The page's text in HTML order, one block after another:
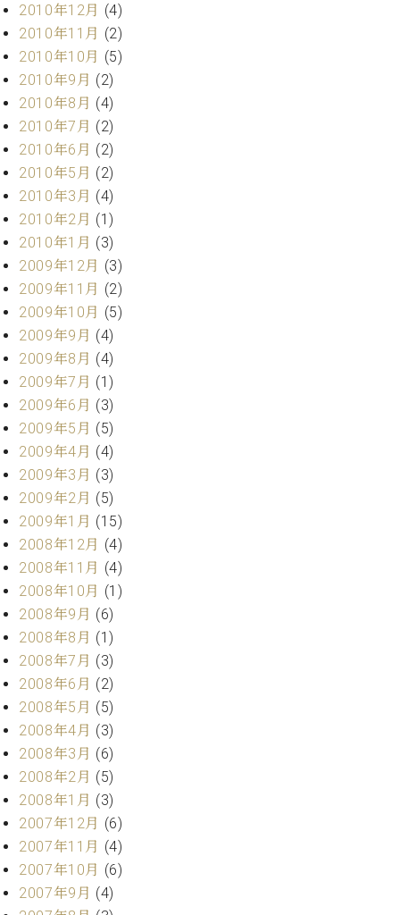
2010年12月 (4)
2010年11月 (2)
2010年10月 (5)
2010年9月 (2)
2010年8月 (4)
2010年7月 (2)
2010年6月 (2)
2010年5月 (2)
2010年3月 (4)
2010年2月 (1)
2010年1月 (3)
2009年12月 (3)
2009年11月 (2)
2009年10月 (5)
2009年9月 (4)
2009年8月 (4)
2009年7月 (1)
2009年6月 (3)
2009年5月 (5)
2009年4月 (4)
2009年3月 (3)
2009年2月 (5)
2009年1月 (15)
2008年12月 (4)
2008年11月 (4)
2008年10月 (1)
2008年9月 (6)
2008年8月 (1)
2008年7月 (3)
2008年6月 (2)
2008年5月 (5)
2008年4月 (3)
2008年3月 (6)
2008年2月 (5)
2008年1月 (3)
2007年12月 (6)
2007年11月 (4)
2007年10月 (6)
2007年9月 (4)